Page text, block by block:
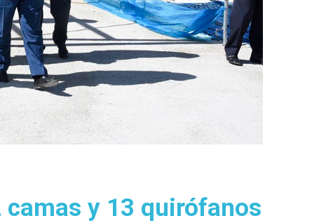
camas y 13 quirófanos